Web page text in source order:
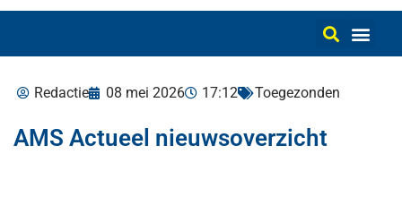
Redactie 08 mei 2026 17:12 Toegezonden
AMS Actueel nieuwsoverzicht